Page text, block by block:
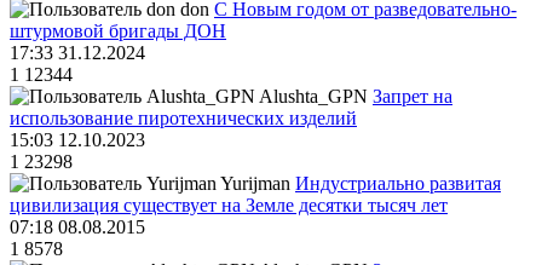
don С Новым годом от разведовательно-
штурмовой бригады ДОН
17:33 31.12.2024
1 12344
Alushta_GPN Запрет на
использование пиротехнических изделий
15:03 12.10.2023
1 23298
Yurijman Индустриально развитая
цивилизация существует на Земле десятки тысяч лет
07:18 08.08.2015
1 8578